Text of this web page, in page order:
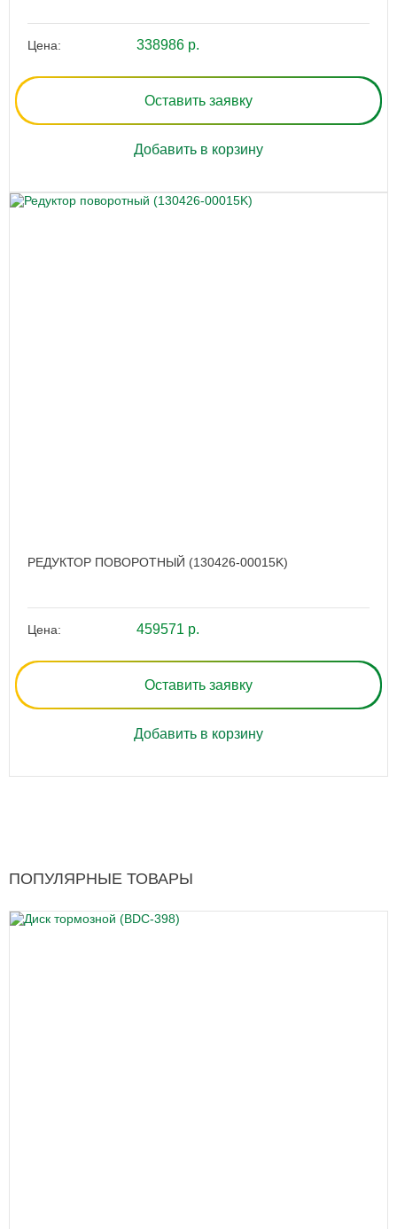
Цена: 338986 р.
Оставить заявку
Добавить в корзину
РЕДУКТОР ПОВОРОТНЫЙ (130426-00015K)
Цена: 459571 р.
Оставить заявку
Добавить в корзину
ПОПУЛЯРНЫЕ ТОВАРЫ